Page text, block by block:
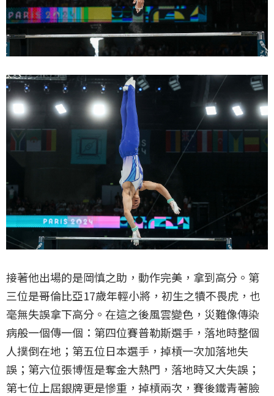
接著他出場的是岡慎之助，動作完美，拿到高分。第
三位是哥倫比亞17歲年輕小將，初生之犢不畏虎，也
毫無失誤拿下高分。在這之後風雲變色，災難像傳染
病般一個傳一個：第四位賽普勒斯選手，落地時整個
人撲倒在地；第五位日本選手，掉槓一次加落地失
誤；第六位張博恆是奪金大熱門，落地時又大失誤；
第七位上屆銀牌更是慘重，掉槓兩次，賽後鐵青著臉